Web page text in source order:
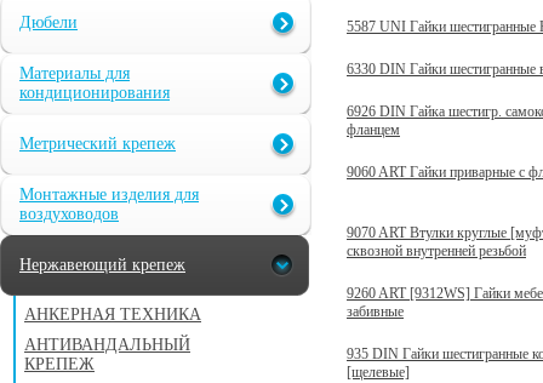
Дюбели
Материалы для
кондиционирования
Метрический крепеж
Монтажные изделия для
воздуховодов
Нержавеющий крепеж
АНКЕРНАЯ ТЕХНИКА
АНТИВАНДАЛЬНЫЙ
КРЕПЕЖ
5587 UNI Гайки шестигранные
6330 DIN Гайки шестигранные
6926 DIN Гайка шестигр.
фланцем
9060 ART Гайки приварные с
9070 ART Втулки круглые
сквозной внутренней резьбой
9260 ART [9312WS] Гайки
забивные
935 DIN Гайки шестигранные
[щелевые]